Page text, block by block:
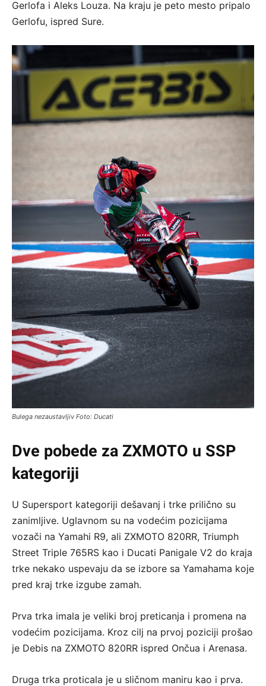
Gerlofa i Aleks Louza. Na kraju je peto mesto pripalo
Gerlofu, ispred Sure.
Bulega nezaustavljiv Foto: Ducati
Dve pobede za ZXMOTO u SSP
kategoriji
U Supersport kategoriji dešavanj i trke prilično su
zanimljive. Uglavnom su na vodećim pozicijama
vozači na Yamahi R9, ali ZXMOTO 820RR, Triumph
Street Triple 765RS kao i Ducati Panigale V2 do kraja
trke nekako uspevaju da se izbore sa Yamahama koje
pred kraj trke izgube zamah.
Prva trka imala je veliki broj preticanja i promena na
vodećim pozicijama. Kroz cilj na prvoj poziciji prošao
je Debis na ZXMOTO 820RR ispred Ončua i Arenasa.
Druga trka proticala je u sličnom maniru kao i prva.